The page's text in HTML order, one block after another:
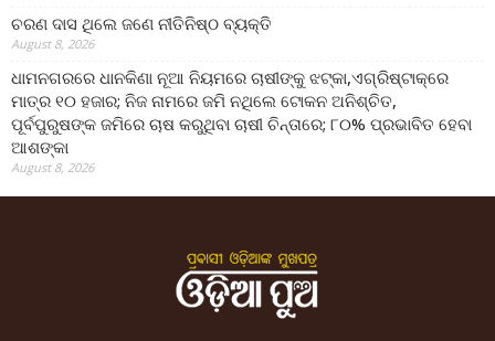
ଚରଣ ଦାସ ଥିଲେ ଜଣେ ନୀତିନିଷ୍ଠ ବ୍ୟକ୍ତି
August 8, 2026
ଧାମନଗରରେ ଧାନକିଣା ନୂଆ ନିୟମରେ ଚାଷୀଙ୍କୁ ଝଟ୍‌କା,ଏଗ୍ରିଷ୍ଟାକ୍‌ରେ
ମାତ୍ର ୧୦ ହଜାର; ନିଜ ନାମରେ ଜମି ନଥିଲେ ଟୋକନ ଅନିଶ୍ଚିତ,
ପୂର୍ବପୁରୁଷଙ୍କ ଜମିରେ ଚାଷ କରୁଥିବା ଚାଷୀ ଚିନ୍ତାରେ; ୮୦% ପ୍ରଭାବିତ ହେବା
ଆଶଙ୍କା
August 8, 2026